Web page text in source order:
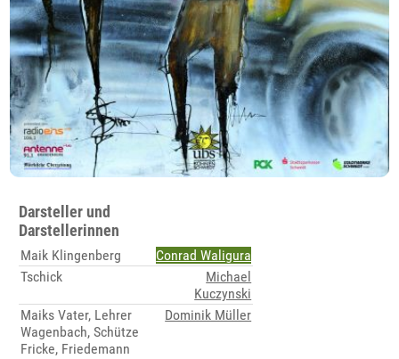
Darsteller und
Darstellerinnen
Maik Klingenberg
Conrad Waligura
Tschick
Michael
Kuczynski
Maiks Vater, Lehrer
Wagenbach, Schütze
Fricke, Friedemann
Dominik Müller